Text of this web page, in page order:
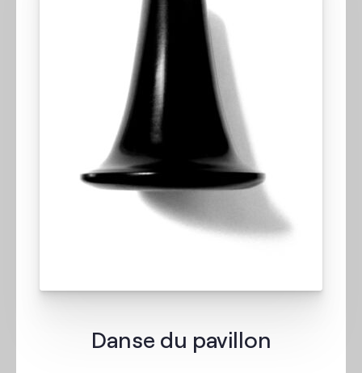
Danse du pavillon